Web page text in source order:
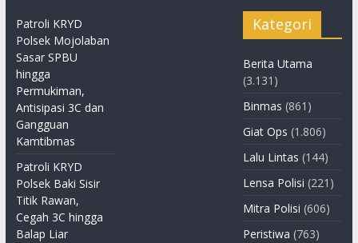
Patroli KRYD
Polsek Mojolaban
Sasar SPBU
hingga
Permukiman,
Antisipasi 3C dan
Gangguan
Kamtibmas
Patroli KRYD
Polsek Baki Sisir
Titik Rawan,
Cegah 3C hingga
Balap Liar
Kategori
Berita Utama
(3.131)
Binmas (861)
Giat Ops (1.806)
Lalu Lintas (144)
Lensa Polisi (221)
Mitra Polisi (606)
Peristiwa (763)